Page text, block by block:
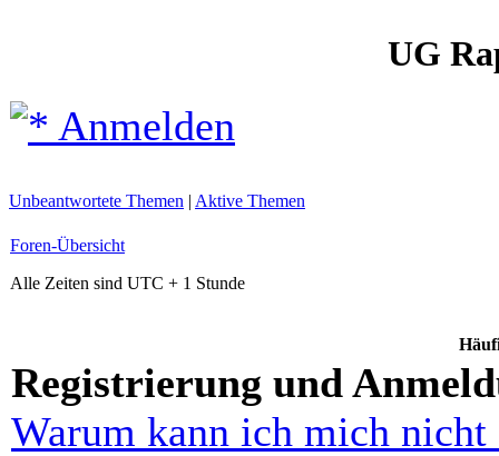
UG
Anmelden
Unbeantwortete Themen | Aktive Themen
Foren-Übersicht
Alle Zeiten sind UTC + 1 Stunde
Registrierung und
Warum kann ich mich nicht